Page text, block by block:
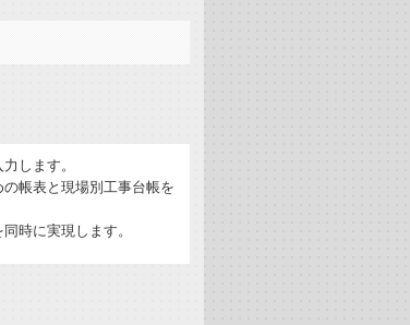
します。
帳表と現場別工事台帳を
時に実現します。